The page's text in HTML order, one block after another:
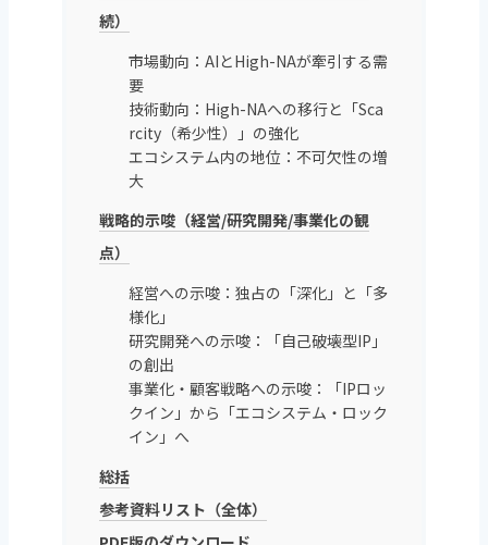
続）
市場動向：AIとHigh-NAが牽引する需
要
技術動向：High-NAへの移行と「Sca
rcity（希少性）」の強化
エコシステム内の地位：不可欠性の増
大
戦略的示唆（経営/研究開発/事業化の観
点）
経営への示唆：独占の「深化」と「多
様化」
研究開発への示唆：「自己破壊型IP」
の創出
事業化・顧客戦略への示唆：「IPロッ
クイン」から「エコシステム・ロック
イン」へ
総括
参考資料リスト（全体）